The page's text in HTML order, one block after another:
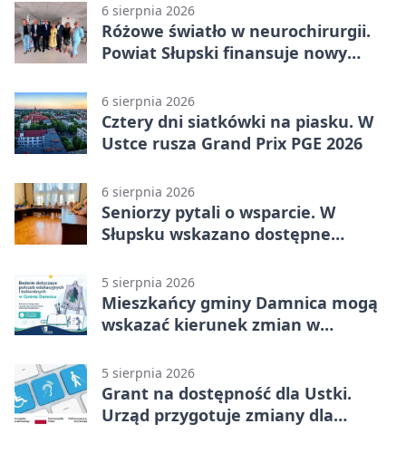
6 sierpnia 2026
Różowe światło w neurochirurgii.
Powiat Słupski finansuje nowy
6 sierpnia 2026
Cztery dni siatkówki na piasku. W
Ustce rusza Grand Prix PGE 2026
6 sierpnia 2026
Seniorzy pytali o wsparcie. W
Słupsku wskazano dostępne
5 sierpnia 2026
Mieszkańcy gminy Damnica mogą
wskazać kierunek zmian w
5 sierpnia 2026
Grant na dostępność dla Ustki.
Urząd przygotuje zmiany dla